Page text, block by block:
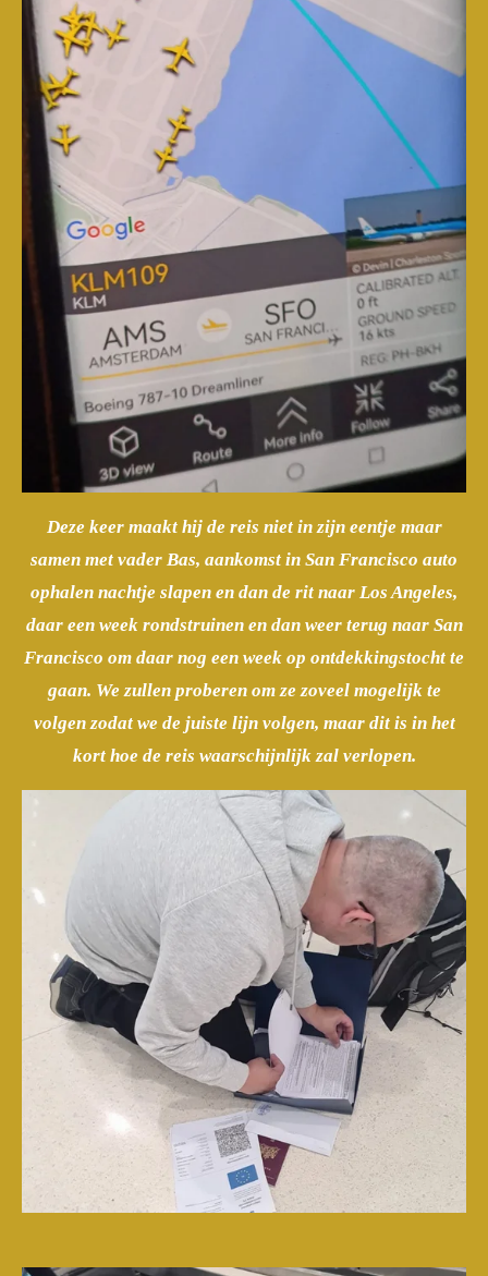
Deze keer maakt hij de reis niet in zijn eentje maar
samen met vader Bas, aankomst in San Francisco auto
ophalen nachtje slapen en dan de rit naar Los Angeles,
daar een week rondstruinen en dan weer terug naar San
Francisco om daar nog een week op ontdekkingstocht te
gaan. We zullen proberen om ze zoveel mogelijk te
volgen zodat we de juiste lijn volgen, maar dit is in het
kort hoe de reis waarschijnlijk zal verlopen.